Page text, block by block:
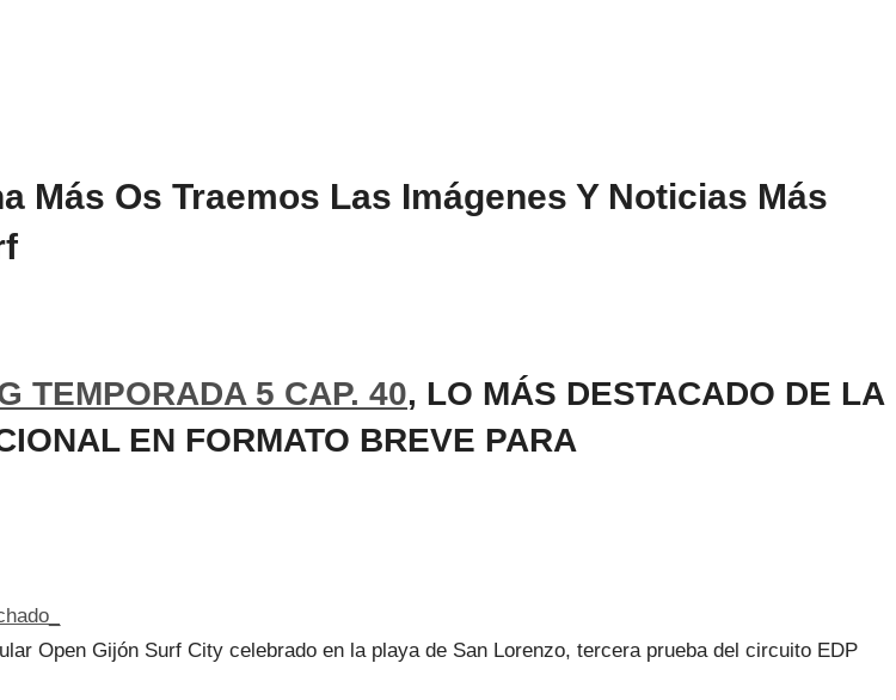
Os Traemos Las Imágenes Y Noticias Más
TEMPORADA 5 CAP. 40, LO MÁS DESTACADO DE LA
EN FORMATO BREVE PARA
Open Gijón Surf City celebrado en la playa de San Lorenzo, tercera prueba del circuito EDP